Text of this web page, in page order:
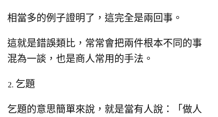
相當多的例子證明了， 這完全是兩回事。
這就是錯誤類比，常常會把兩件根本不同的事
混為一談， 也是商人常用的手法。
乞題
乞題的意思簡單來說， 就是當有人說：「做人